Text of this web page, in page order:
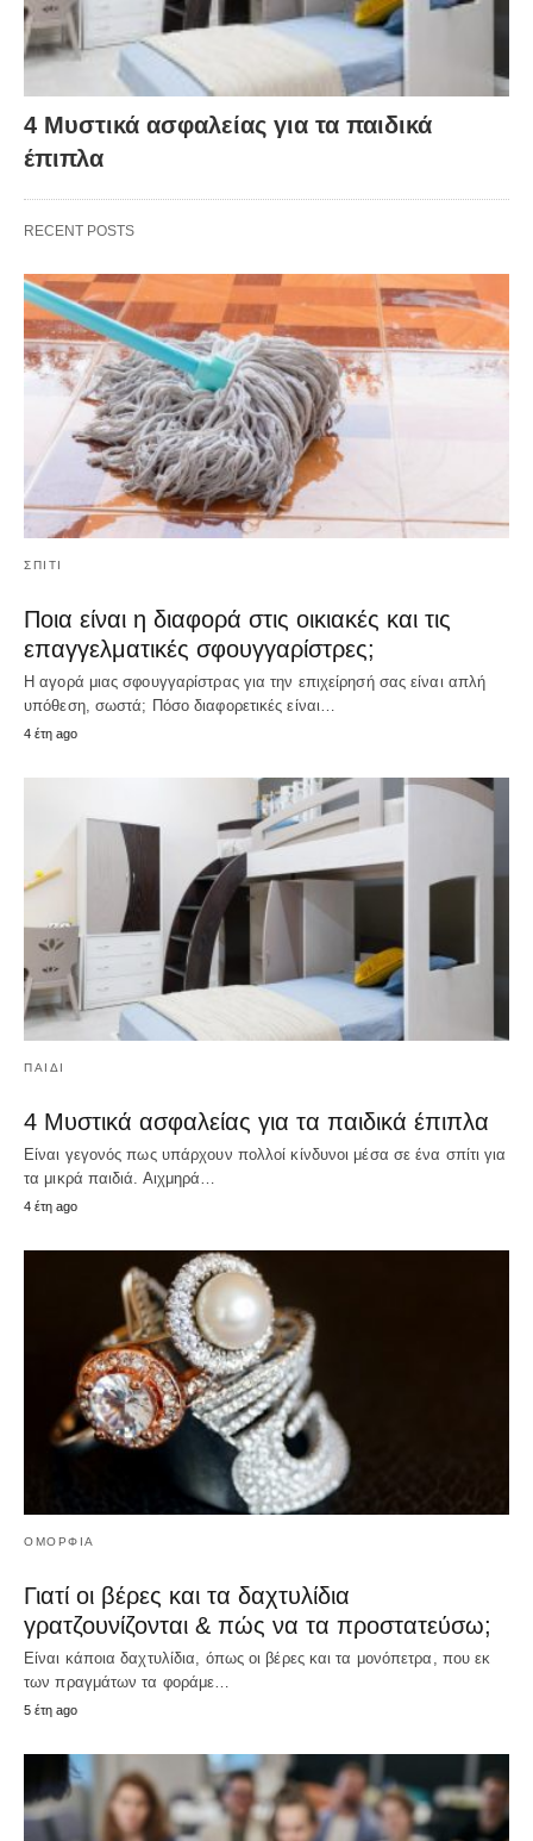
4 Μυστικά ασφαλείας για τα παιδικά
έπιπλα
RECENT POSTS
ΣΠΊΤΙ
Ποια είναι η διαφορά στις οικιακές και τις
επαγγελματικές σφουγγαρίστρες;
Η αγορά μιας σφουγγαρίστρας για την επιχείρησή σας είναι απλή
υπόθεση, σωστά; Πόσο διαφορετικές είναι…
4 έτη ago
ΠΑΙΔΊ
4 Μυστικά ασφαλείας για τα παιδικά έπιπλα
Είναι γεγονός πως υπάρχουν πολλοί κίνδυνοι μέσα σε ένα σπίτι για
τα μικρά παιδιά. Αιχμηρά…
4 έτη ago
ΟΜΟΡΦΙΆ
Γιατί οι βέρες και τα δαχτυλίδια
γρατζουνίζονται & πώς να τα προστατεύσω;
Είναι κάποια δαχτυλίδια, όπως οι βέρες και τα μονόπετρα, που εκ
των πραγμάτων τα φοράμε…
5 έτη ago